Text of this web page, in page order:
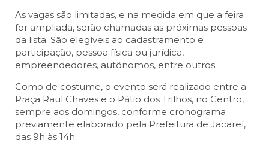
As vagas são limitadas, e na medida em que a feira
for ampliada, serão chamadas as próximas pessoas
da lista. São elegíveis ao cadastramento e
participação, pessoa física ou jurídica,
empreendedores, autônomos, entre outros.
Como de costume, o evento será realizado entre a
Praça Raul Chaves e o Pátio dos Trilhos, no Centro,
sempre aos domingos, conforme cronograma
previamente elaborado pela Prefeitura de Jacareí,
das 9h às 14h.